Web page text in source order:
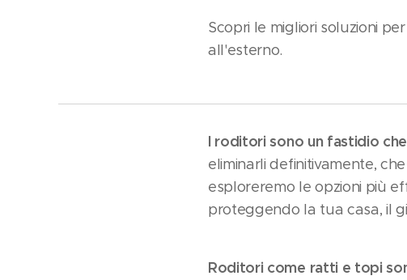
Scopri le migliori soluzioni
all'esterno.
I roditori sono un fastidio
eliminarli definitivamente,
esploreremo le opzioni più
proteggendo la tua casa, il
Roditori come ratti e topi